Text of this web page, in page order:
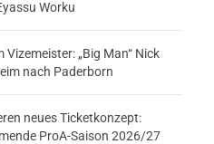
Worku
„Big Man“ Nick
nach Paderborn
neues Ticketkonzept:
ProA-Saison 2026/27